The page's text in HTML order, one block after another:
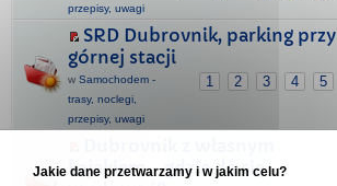
przepisy, uwagi
SRD Dubrovnik, parking przy
górnej stacji
1 2 3 4 5
w Samochodem -
trasy, noclegi,
przepisy, uwagi
kajakiem - gdzie da się
Jakie dane przetwarzamy i w jakim celu?